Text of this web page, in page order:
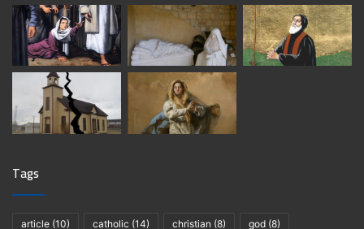
Tags
article (10) catholic (14) christian (8) god (8)